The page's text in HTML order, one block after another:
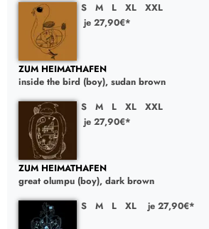
S
M L XL
XXL
je 27,90€*
ZUM HEIMATHAFEN
inside the bird (boy), sudan brown
S
M L XL
XXL
je 27,90€*
ZUM HEIMATHAFEN
great olumpu (boy), dark brown
S
M L XL je 27,90€*